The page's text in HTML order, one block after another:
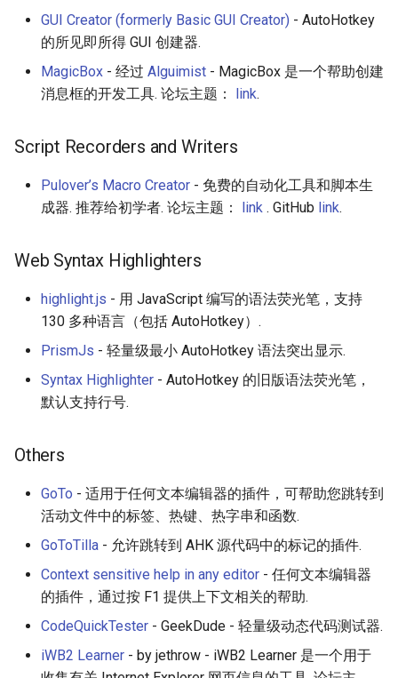
GUI Creator (formerly Basic GUI Creator) - AutoHotkey
的所见即所得 GUI 创建器.
MagicBox - 经过 Alguimist - MagicBox 是一个帮助创建
消息框的开发工具. 论坛主题： link.
Script Recorders and Writers
Pulover’s Macro Creator - 免费的自动化工具和脚本生
成器. 推荐给初学者. 论坛主题： link . GitHub link.
Web Syntax Highlighters
highlight.js - 用 Ja​​vaScript 编写的语法荧光笔，支持
130 多种语言（包括 AutoHotkey）.
PrismJs - 轻量级最小 AutoHotkey 语法突出显示.
Syntax Highlighter - AutoHotkey 的旧版语法荧光笔，
默认支持行号.
Others
GoTo - 适用于任何文本编辑器的插件，可帮助您跳转到
活动文件中的标签、热键、热字串和函数.
GoToTilla - 允许跳转到 AHK 源代码中的标记的插件.
Context sensitive help in any editor - 任何文本编辑器
的插件，通过按 F1 提供上下文相关的帮助.
CodeQuickTester - GeekDude - 轻量级动态代码测试器.
iWB2 Learner - by jethrow - iWB2 Learner 是一个用于